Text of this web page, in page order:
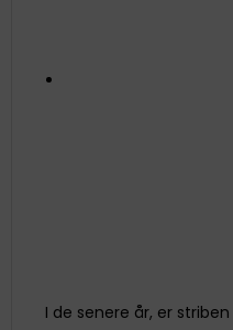
I de senere år, er